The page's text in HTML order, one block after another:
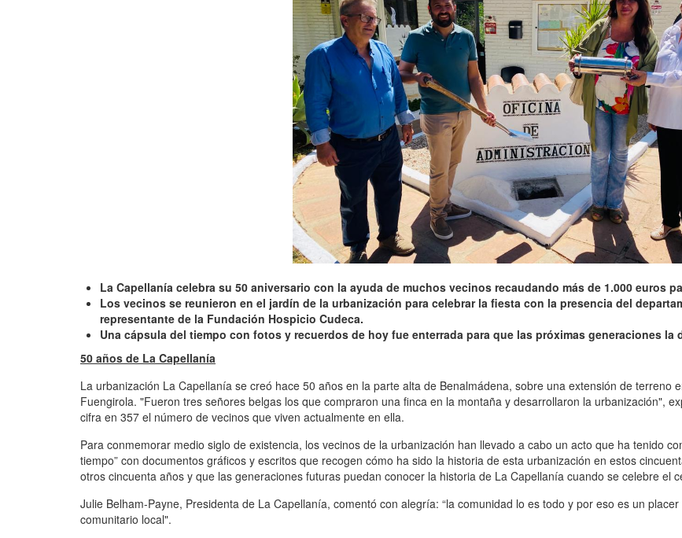
La Capellanía celebra su 50 aniversario con la ayuda de muchos vecinos recaudando más de 1.000 euros
Los vecinos se reunieron en el jardín de la urbanización para celebrar la fiesta con la presencia del
representante de la Fundación Hospicio Cudeca.
Una cápsula del tiempo con fotos y recuerdos de hoy fue enterrada para que las próximas generaciones la
50 años de La Capellanía
La urbanización La Capellanía se creó hace 50 años en la parte alta de Benalmádena, sobre una extensión de terreno
Fuengirola. "Fueron tres señores belgas los que compraron una finca en la montaña y desarrollaron la urbanización",
cifra en 357 el número de vecinos que viven actualmente en ella.
Para conmemorar medio siglo de existencia, los vecinos de la urbanización han llevado a cabo un acto que ha tenido
tiempo” con documentos gráficos y escritos que recogen cómo ha sido la historia de esta urbanización en estos
otros cincuenta años y que las generaciones futuras puedan conocer la historia de La Capellanía cuando se celebre el
Julie Belham-Payne, Presidenta de La Capellanía, comentó con alegría: “la comunidad lo es todo y por eso es un
comunitario local".